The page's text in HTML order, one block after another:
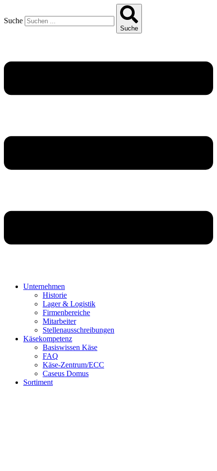
Suche
Suche
Unternehmen
Historie
Lager & Logistik
Firmenbereiche
Mitarbeiter
Stellenausschreibungen
Käsekompetenz
Basiswissen Käse
FAQ
Käse-Zentrum/ECC
Caseus Domus
Sortiment